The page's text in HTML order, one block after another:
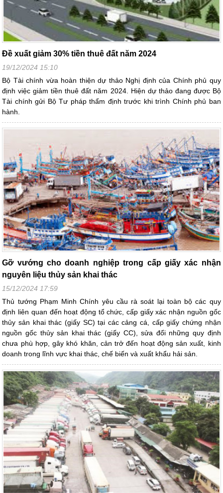
Đề xuất giảm 30% tiền thuê đất năm 2024
19/12/2024 15:10
Bộ Tài chính vừa hoàn thiện dự thảo Nghị định của Chính phủ quy
định việc giảm tiền thuê đất năm 2024. Hiện dự thảo đang được Bộ
Tài chính gửi Bộ Tư pháp thẩm định trước khi trình Chính phủ ban
hành.
Gỡ vướng cho doanh nghiệp trong cấp giấy xác nhận
nguyên liệu thủy sản khai thác
15/12/2024 17:59
Thủ tướng Phạm Minh Chính yêu cầu rà soát lại toàn bộ các quy
định liên quan đến hoạt động tổ chức, cấp giấy xác nhận nguồn gốc
thủy sản khai thác (giấy SC) tại các cảng cá, cấp giấy chứng nhận
nguồn gốc thủy sản khai thác (giấy CC), sửa đổi những quy định
chưa phù hợp, gây khó khăn, cản trở đến hoạt động sản xuất, kinh
doanh trong lĩnh vực khai thác, chế biến và xuất khẩu hải sản.